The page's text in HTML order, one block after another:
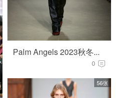
Palm Angels 2023秋冬...
0
56张